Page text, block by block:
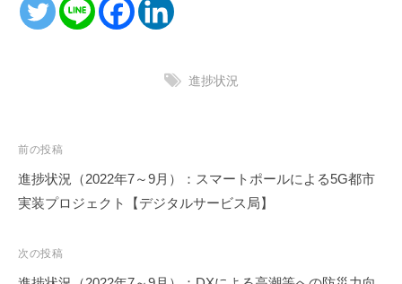
進捗状況
投
稿
ナ
ゲ
ー
前の投稿
進捗状況（2022年7～9月）：スマートポールによる5G都市
実装プロジェクト【デジタルサービス局】
次の投稿